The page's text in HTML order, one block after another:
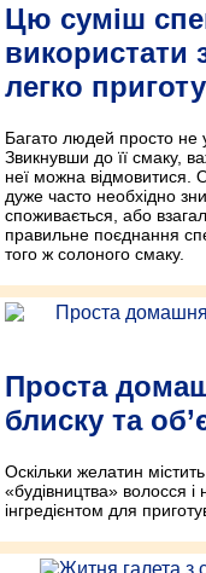
Цю суміш
використати
легко
Багато людей просто не
Звикнувши до її смаку,
неї можна відмовитися.
дуже часто необхідно
споживається, або
правильне поєднання
того ж солоного смаку.
Проста
блиску та
Оскільки желатин
«будівництва» волосся і
інгредієнтом для